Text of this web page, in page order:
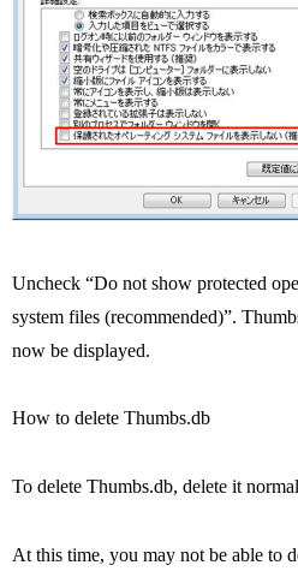
Uncheck “Do not show protected
system files (recommended)”.
now be displayed.
How to delete Thumbs.db
To delete Thumbs.db, delete it
At this time, you may not be able to